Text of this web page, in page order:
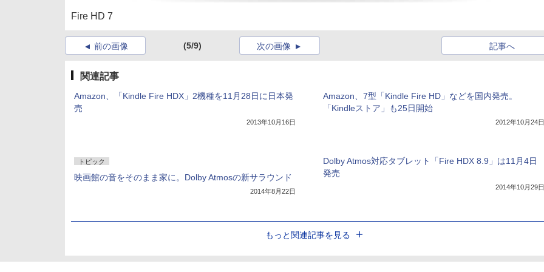
Fire HD 7
前の画像 (5/9) 記事へ
次の画像
関連記事
Amazon、「Kindle Fire HDX」2機種を11月28日に日本発
売
2013年10月16日
Amazon、7型「Kindle Fire HD」などを国内発売。
「Kindleストア」も25日開始
2012年10月24日
トピック
映画館の音をそのまま家に。Dolby Atmosの新サラウンド
2014年8月22日
Dolby Atmos対応タブレット「Fire HDX 8.9」は11月4日
発売
2014年10月29日
もっと関連記事を見る